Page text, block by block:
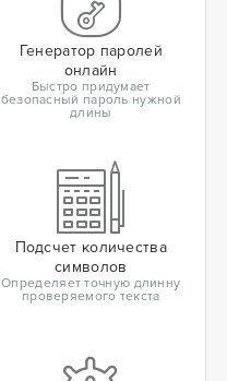
Генератор паролей
онлайн
Быстро придумает
безопасный пароль нужной
длины
Подсчет количества
символов
Определяет точную длинну
проверяемого текста